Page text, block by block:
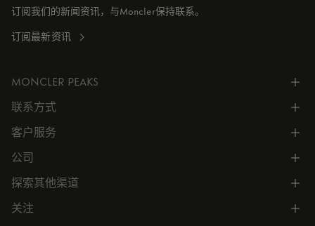
订阅我们的新闻资讯，与Moncler保持联系。
订阅最新资讯
MONCLER PEAKS
了解专属权益
联系方式
电话联系 400-0362-166
联系在线客服
门店位置
预约
客户服务
所有服务
常见问题
售后服务
公司
公司信息
公司管理
探索其他渠道
微信小程序
关注